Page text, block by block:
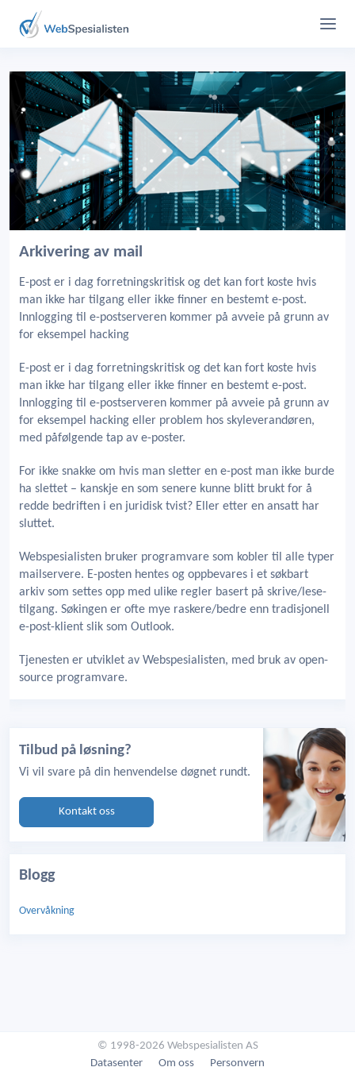
Arkivering av mail
E-post er i dag forretningskritisk og det kan fort koste hvis
man ikke har tilgang eller ikke finner en bestemt e-post.
Innlogging til e-postserveren kommer på avveie på grunn av
for eksempel hacking
E-post er i dag forretningskritisk og det kan fort koste hvis
man ikke har tilgang eller ikke finner en bestemt e-post.
Innlogging til e-postserveren kommer på avveie på grunn av
for eksempel hacking eller problem hos skyleverandøren,
med påfølgende tap av e-poster.
For ikke snakke om hvis man sletter en e-post man ikke burde
ha slettet – kanskje en som senere kunne blitt brukt for å
redde bedriften i en juridisk tvist? Eller etter en ansatt har
sluttet.
Webspesialisten bruker programvare som kobler til alle typer
mailservere. E-posten hentes og oppbevares i et søkbart
arkiv som settes opp med ulike regler basert på skrive/lese-
tilgang. Søkingen er ofte mye raskere/bedre enn tradisjonell
e-post-klient slik som Outlook.
Tjenesten er utviklet av Webspesialisten, med bruk av open-
source programvare.
Tilbud på løsning?
Vi vil svare på din henvendelse døgnet rundt.
Kontakt oss
Blogg
Overvåkning
© 1998-2026 Webspesialisten AS
Datasenter
Om oss Personvern